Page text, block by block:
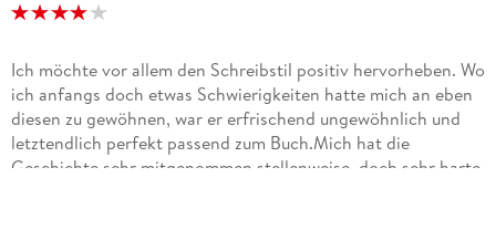
immer schonungslos und gleichzeitig so berührend, dass ich
möchte, dass es nicht aufhört und das Leben doch noch die
Kurve kriegt. «
Daniela Stohn, BRIGITTE
Ich möchte vor allem den Schreibstil positiv hervorheben. Wo
ich anfangs doch etwas Schwierigkeiten hatte mich an eben
diesen zu gewöhnen, war er erfrischend ungewöhnlich und
letztendlich perfekt passend zum Buch.Mich hat die
Geschichte sehr mitgenommen stellenweise, doch sehr harte